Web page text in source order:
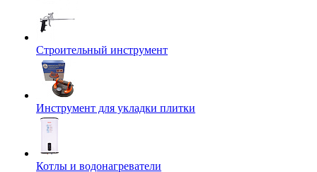
Строительный инструмент
Инструмент для укладки плитки
Котлы и водонагреватели